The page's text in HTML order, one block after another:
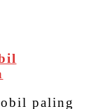
paling